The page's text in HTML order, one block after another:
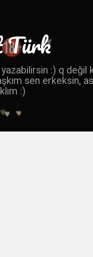
Türk
:) q değil k
sen erkeksin,
:)